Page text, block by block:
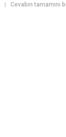
|Cevabın tamamını